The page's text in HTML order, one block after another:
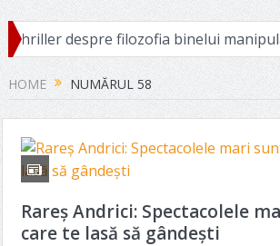
filozofia binelui manipulabil
„Nu
pentru copii
HOME NUMĂRUL 58
Rareș Andrici: Spectacolele
care te lasă să gândești